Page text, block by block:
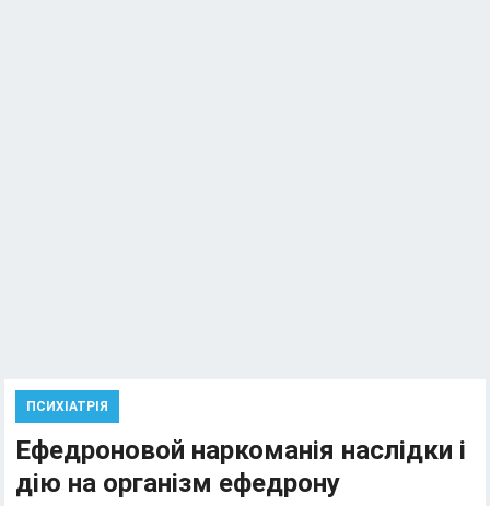
ПСИХІАТРІЯ
Ефедроновой наркоманія наслідки і
дію на організм ефедрону